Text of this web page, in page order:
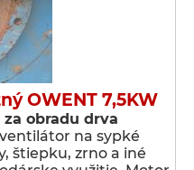
OWENT 7,5KW
obradu drva
na sypké
štiepku, zrno a iné